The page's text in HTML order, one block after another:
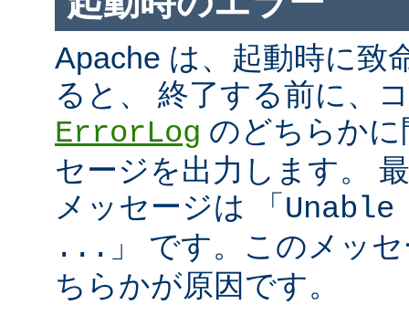
Apache は、起動時に致
ると、 終了する前に、
ErrorLog のどちらか
セージを出力します。
メッセージは 「
... 」 です。このメッ
ちらかが原因です。